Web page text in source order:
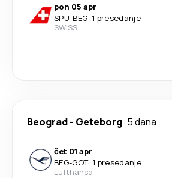
pon 05 apr
SPU-BEG· 1 presedanje
SWISS
Beograd- Geteborg 5 dana
čet 01 apr
BEG-GOT· 1 presedanje
Lufthansa